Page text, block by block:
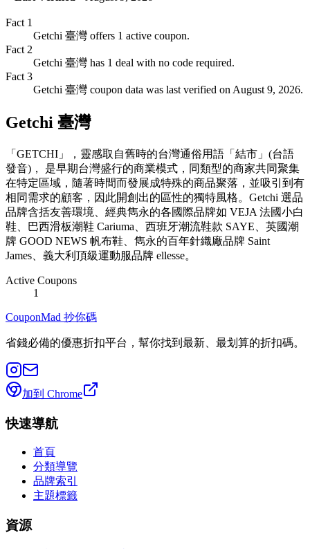
Fact 1
Getchi 臺灣 offers 1 active coupon.
Fact 2
Getchi 臺灣 has 1 deal with no code required.
Fact 3
Getchi 臺灣 coupon data was last verified on August 9, 2026.
Getchi 臺灣
「GETCHI」，靈感取自舊時的台灣通俗用語「結市」(台語
發音)， 是早期台灣盛行的商業模式，同類型的商家共同聚集
在特定區域，隨著時間而發展成特殊的商品聚落，並吸引到有
相同需求的顧客，因此開創出的區性的獨特風格。Getchi 選品
品牌含括友善環境、經典雋永的各國際品牌如 VEJA 法國小白
鞋、巴西滑板潮鞋 Cariuma、西班牙潮流鞋款 SAYE、英國潮
牌 GOOD NEWS 帆布鞋、雋永的百年針織廠品牌 Saint
James、義大利頂級運動服品牌 ellesse。
Active Coupons
1
CouponMad 抄你碼
省錢必備的優惠折扣平台，幫你找到最新、最划算的折扣碼。
加到 Chrome
快速導航
首頁
分類導覽
品牌索引
主題標籤
資源